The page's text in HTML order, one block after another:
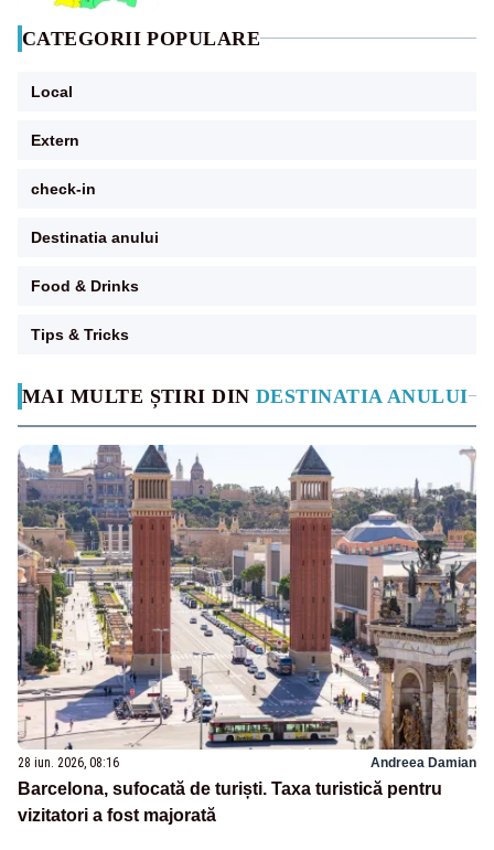
MAI MULTE ȘTIRI DIN DESTINATIA ANULUI
28 iun. 2026, 08:16 Andreea Damian
Barcelona, sufocată de turiști. Taxa turistică pentru
vizitatori a fost majorată
CATEGORII POPULARE
Local
Extern
check-in
Destinatia anului
Food & Drinks
Tips & Tricks